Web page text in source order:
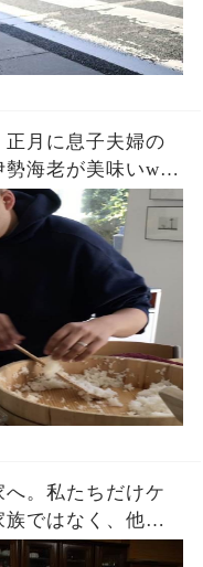
月に息子夫婦の
海老が美味いw」
翌日、息子夫婦か
。私たちだけケ
ではなく、他人
私「そうね…」→